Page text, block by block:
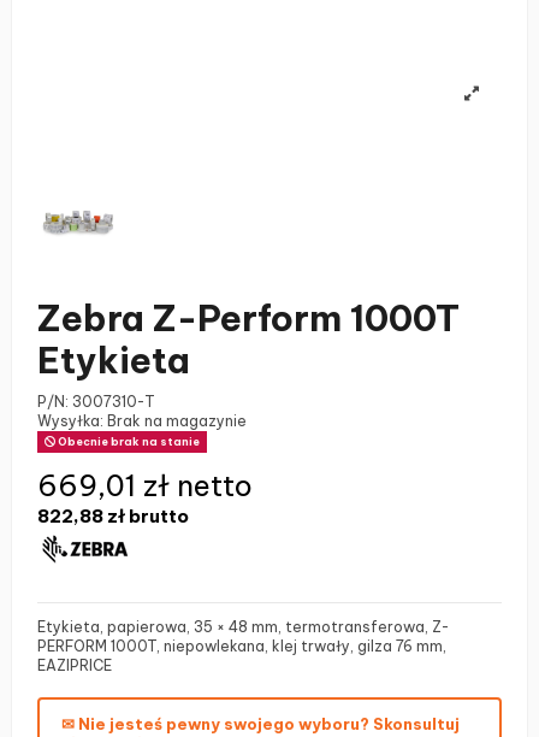
Zebra Z-Perform 1000T
Etykieta
P/N: 3007310-T
Wysyłka: Brak na magazynie
Obecnie brak na stanie
822,88 zł brutto
669,01 zł netto
Etykieta, papierowa, 35 × 48 mm, termotransferowa, Z-
PERFORM 1000T, niepowlekana, klej trwały, gilza 76 mm,
EAZIPRICE
✉ Nie jesteś pewny swojego wyboru? Skonsultuj